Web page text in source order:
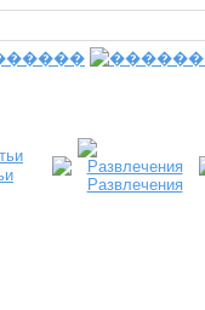
Развлечения